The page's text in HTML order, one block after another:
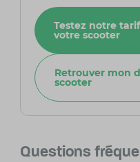
Testez notre
votre scooter
Retrouver mon
scooter
Questions